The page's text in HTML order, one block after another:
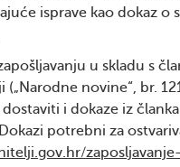
isprave kao dokaz o
u skladu s
novine“, br.
i dokaze iz
potrebni za